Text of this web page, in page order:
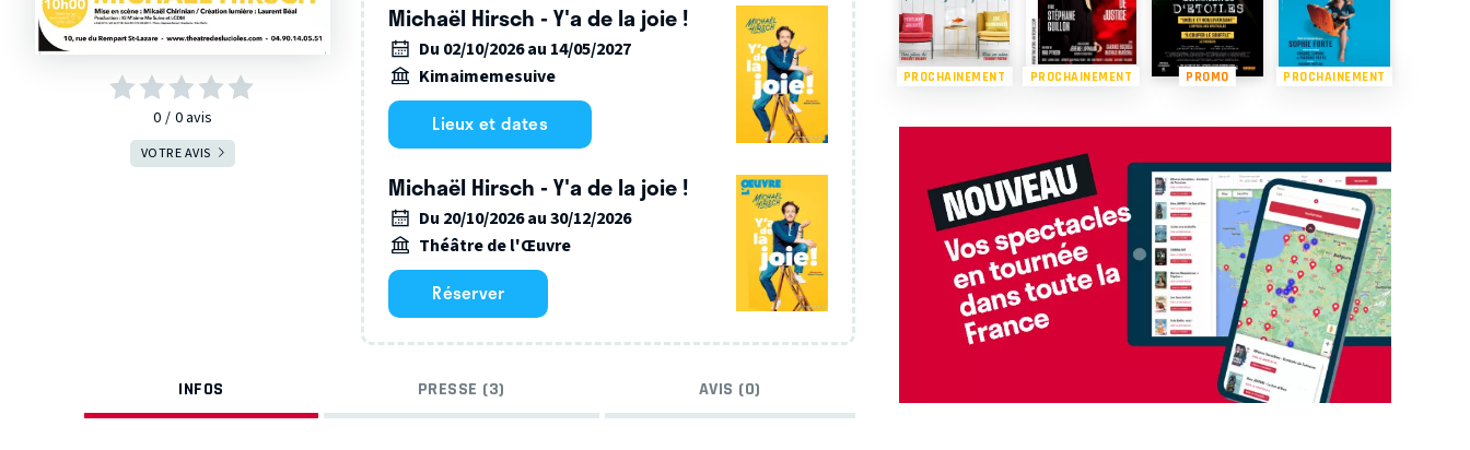
0 0 avis
VOTRE AVIS
Michaël Hirsch - Y'a de la joie !
Du 02/10/2026 au 14/05/2027
Kimaimemesuive
Lieux et dates
Michaël Hirsch - Y'a de la joie !
Du 20/10/2026 au 30/12/2026
Théâtre de l'Œuvre
Réserver
INFOS PRESSE (3) AVIS (0)
PROCHAINEMENT PROCHAINEMENT PROMO PROCHAINEMENT